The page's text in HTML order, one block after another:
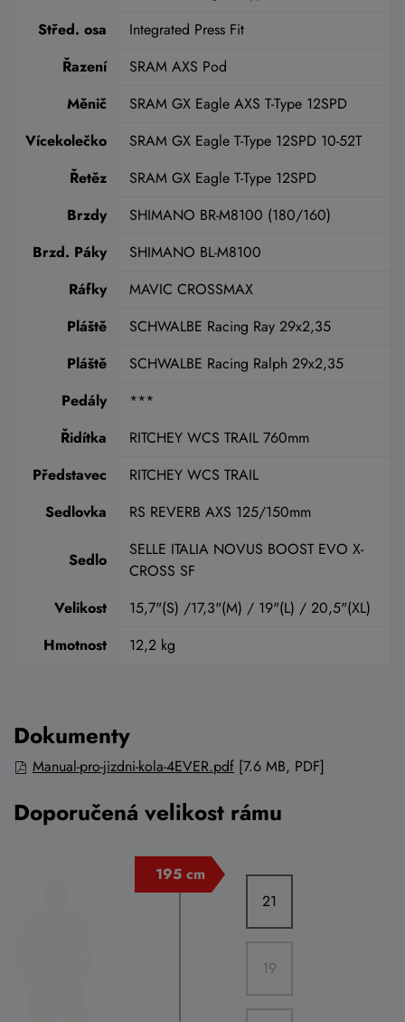
Střed. osa
Integrated Press Fit
Řazení
SRAM AXS Pod
Měnič
SRAM GX Eagle AXS T-Type 12SPD
Vícekolečko
SRAM GX Eagle T-Type 12SPD 10-52T
Řetěz
SRAM GX Eagle T-Type 12SPD
Brzdy
SHIMANO BR-M8100 (180/160)
Brzd. Páky
SHIMANO BL-M8100
Ráfky
MAVIC CROSSMAX
Pláště
SCHWALBE Racing Ray 29x2,35
Pláště
SCHWALBE Racing Ralph 29x2,35
Pedály
***
Řidítka
RITCHEY WCS TRAIL 760mm
Představec
RITCHEY WCS TRAIL
Sedlovka
RS REVERB AXS 125/150mm
Sedlo
SELLE ITALIA NOVUS BOOST EVO X-
CROSS SF
Velikost
15,7"(S) /17,3"(M) / 19"(L) / 20,5"(XL)
Hmotnost
12,2 kg
Dokumenty
Manual-pro-jizdni-kola-4EVER.pdf [7.6 MB, PDF]
Doporučená velikost rámu
21
19